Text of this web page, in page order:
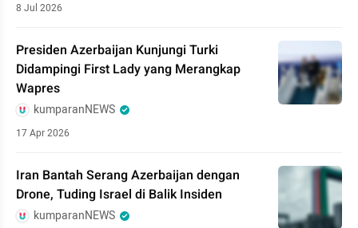
8 Jul 2026
Presiden Azerbaijan Kunjungi Turki
Didampingi First Lady yang Merangkap
Wapres
kumparanNEWS
17 Apr 2026
Iran Bantah Serang Azerbaijan dengan
Drone, Tuding Israel di Balik Insiden
kumparanNEWS